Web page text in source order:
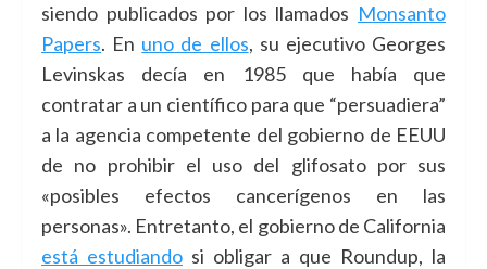
siendo publicados por los llamados Monsanto
Papers. En uno de ellos, su ejecutivo Georges
Levinskas decía en 1985 que había que
contratar a un científico para que “persuadiera”
a la agencia competente del gobierno de EEUU
de no prohibir el uso del glifosato por sus
«posibles efectos cancerígenos en las
personas». Entretanto, el gobierno de California
está estudiando si obligar a que Roundup, la